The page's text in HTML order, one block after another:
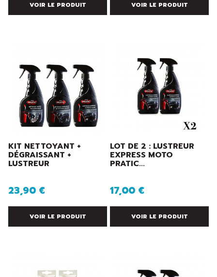
VOIR LE PRODUIT VOIR LE PRODUIT
KIT NETTOYANT +
DÉGRAISSANT +
LUSTREUR
23,90 €
VOIR LE PRODUIT
LOT DE 2 : LUSTREUR
EXPRESS MOTO
PRATIC...
17,00 €
VOIR LE PRODUIT